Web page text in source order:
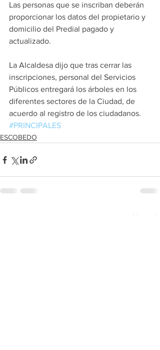
Las personas que se inscriban deberán
proporcionar los datos del propietario y
domicilio del Predial pagado y
actualizado.
La Alcaldesa dijo que tras cerrar las
inscripciones, personal del Servicios
Públicos entregará los árboles en los
diferentes sectores de la Ciudad, de
acuerdo al registro de los ciudadanos.
#PRINCIPALES
ESCOBEDO
Ver todo